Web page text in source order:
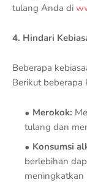
tulang Anda di
4. Hindari
Beberapa
Berikut beberapa
Merokok:
tulang dan
Konsumsi
berlebihan
meningkatkan